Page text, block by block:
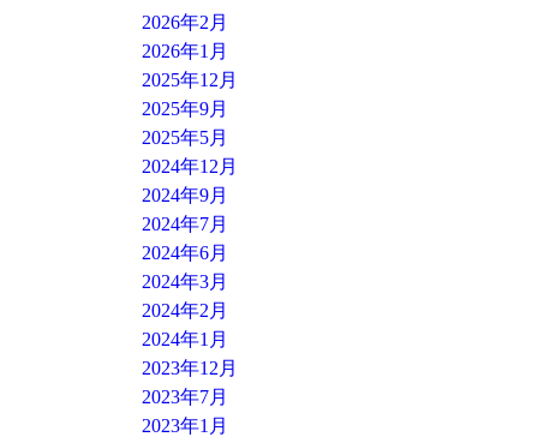
2026年2月
2026年1月
2025年12月
2025年9月
2025年5月
2024年12月
2024年9月
2024年7月
2024年6月
2024年3月
2024年2月
2024年1月
2023年12月
2023年7月
2023年1月